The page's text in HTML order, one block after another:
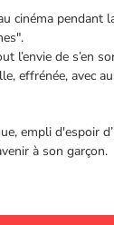
cinéma pendant
l’envie de s’en
effrénée, avec
empli d'espoir
à son garçon.